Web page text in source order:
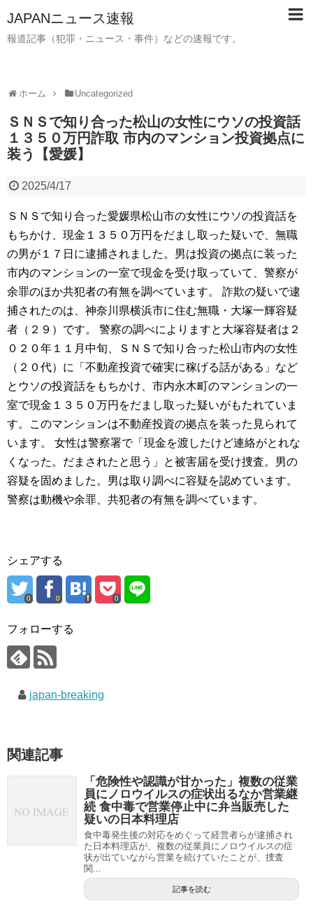
JAPANニュース速報
報道記事（犯罪・ニュース・事件）などの速報です。
ホーム Uncategorized
ＳＮＳで知り合った松山の女性にウソの投資話
１３５０万円詐取 市内のマンション投資拠点に
装う【愛媛】
2025/4/17
ＳＮＳで知り合った愛媛県松山市の女性にウソの投資話を
もちかけ、現金１３５０万円をだまし取った疑いで、無職
の男が１７日に逮捕されました。男は投資の拠点に装った
市内のマンションの一室で現金を受け取っていて、警察が
余罪のほか共犯者の有無を調べています。 詐欺の疑いで逮
捕されたのは、神奈川県横浜市に住む無職・大塚一輝容疑
者（２９）です。 警察の調べによりますと大塚容疑者は２
０２０年１１月中旬、ＳＮＳで知り合った松山市内の女性
（２０代）に「不動産投資で確実に稼げる話がある」など
とウソの投資話をもちかけ、市内永木町のマンションの一
室で現金１３５０万円をだまし取った疑いがもたれていま
す。このマンションは不動産投資の拠点を装った見られて
います。 女性は警察署で「現金を渡したけど連絡がとれな
くなった。だまされたと思う」と被害届を受け捜査。男の
容疑を固めました。男は取り調べに容疑を認めています。
警察は動機や余罪、共犯者の有無を調べています。
シェアする
0 0 0
フォローする
japan-breaking
関連記事
「危険性や認識が甘かった」複数の従業
員にノロウイルスの症状出るなか営業継
続 食中毒で営業停止中に弁当販売した
疑いの日本料理店
食中毒発生後の対応をめぐって経営者らが逮捕され
た日本料理店が、複数の従業員にノロウイルスの症
状が出ていながら営業を続けていたことが、捜査
関...
記事を読む